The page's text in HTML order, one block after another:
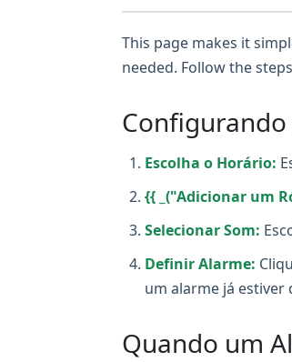
This page makes it
needed. Follow the
Escolha o Horário:
{{ _("Adicionar um
Selecionar Som:
Definir Alarme:
um alarme já estiver
Quando um